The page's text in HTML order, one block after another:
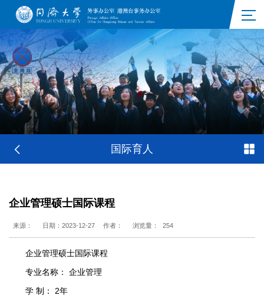
国际育人
企业管理硕士国际课程
来源： 日期：2023-12-27 作者： 浏览量： 254
企业管理硕士国际课程
专业名称： 企业管理
学 制： 2年